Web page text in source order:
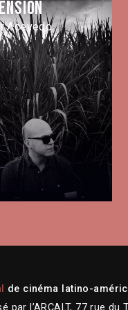
Acevedo
de cinéma latino-